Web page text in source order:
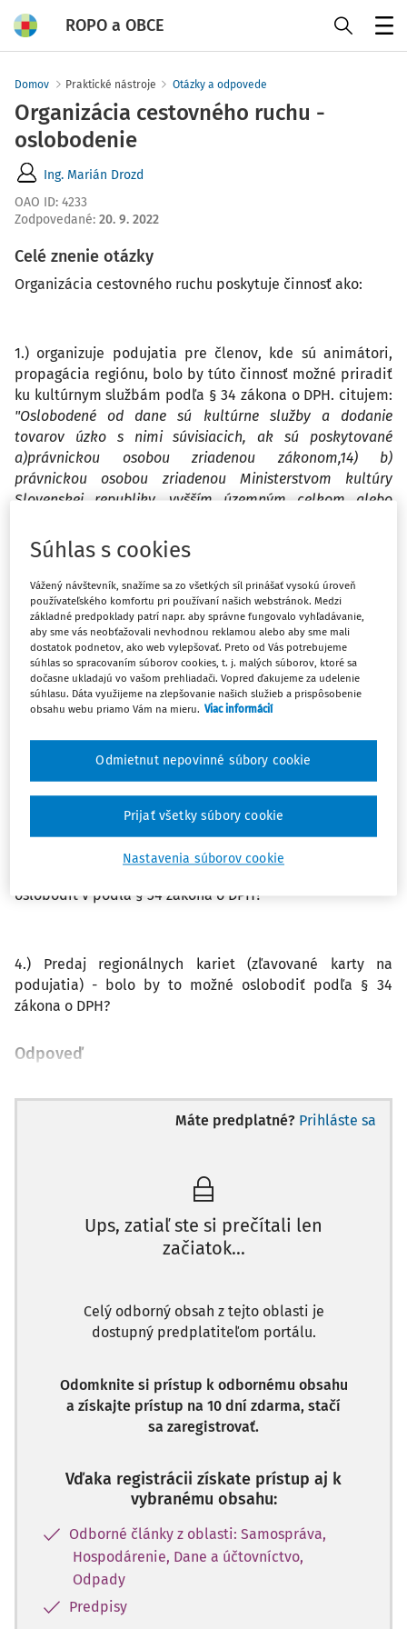
ROPO a OBCE
Domov Praktické nástroje Otázky a odpovede
Organizácia cestovného ruchu -
oslobodenie
Ing. Marián Drozd
OAO ID: 4233
Zodpovedané: 20. 9. 2022
Celé znenie otázky
Organizácia cestovného ruchu poskytuje činnosť ako:
1.) organizuje podujatia pre členov, kde sú animátori,
propagácia regiónu, bolo by túto činnosť možné priradiť
ku kultúrnym službám podľa § 34 zákona o DPH. citujem:
"Oslobodené od dane sú kultúrne služby a dodanie
tovarov úzko s nimi súvisiacich, ak sú poskytované
a)právnickou osobou zriadenou zákonom,14) b)
právnickou osobou zriadenou Ministerstvom kultúry
Slovenskej republiky, vyšším územným celkom alebo
alebo fyzickou osobou, ktorá spĺňa jednu podmienku
alebo viac podmienok podľa § 30 ods. 2."
Bolo by možné organizáciu cestovného ruchu podriadiť
pod písm. c?
2. ) Provízie z predaja vstupeniek na kultúrne podujatia
organizované inými organizátormi (Ticketportal, divadlá,
kino) - mohlo by to byť oslobodené podľa § 34 zákona o
DPH?
3.) Vstupenka a jazda astrovlakom - jazda vlakom na
oslobodiť v podľa § 34 zákona o DPH?
4.) Predaj regionálnych kariet (zľavované karty na
podujatia) - bolo by to možné oslobodiť podľa § 34
zákona o DPH?
Odpoveď
Máte predplatné? Prihláste sa
Ups, zatiaľ ste si prečítali len
začiatok...
Celý odborný obsah z tejto oblasti je
dostupný predplatiteľom portálu.
Odomknite si prístup k odbornému obsahu
a získajte prístup na 10 dní zdarma, stačí
sa zaregistrovať.
Vďaka registrácii získate prístup aj k
vybranému obsahu:
Odborné články z oblasti: Samospráva,
Hospodárenie, Dane a účtovníctvo,
Odpady
Predpisy
Súhlas s cookies
Vážený návštevník, snažíme sa zo všetkých síl prinášať vysokú úroveň
používateľského komfortu pri používaní našich webstránok. Medzi
základné predpoklady patrí napr. aby správne fungovalo vyhľadávanie,
aby sme vás neobťažovali nevhodnou reklamou alebo aby sme mali
dostatok podnetov, ako web vylepšovať. Preto od Vás potrebujeme
súhlas so spracovaním súborov cookies, t. j. malých súborov, ktoré sa
dočasne ukladajú vo vašom prehliadači. Vopred ďakujeme za udelenie
súhlasu. Dáta využijeme na zlepšovanie našich služieb a prispôsobenie
obsahu webu priamo Vám na mieru. Viac informácií
Nastavenia súborov cookie
Odmietnut nepovinné súbory cookie
Prijať všetky súbory cookie